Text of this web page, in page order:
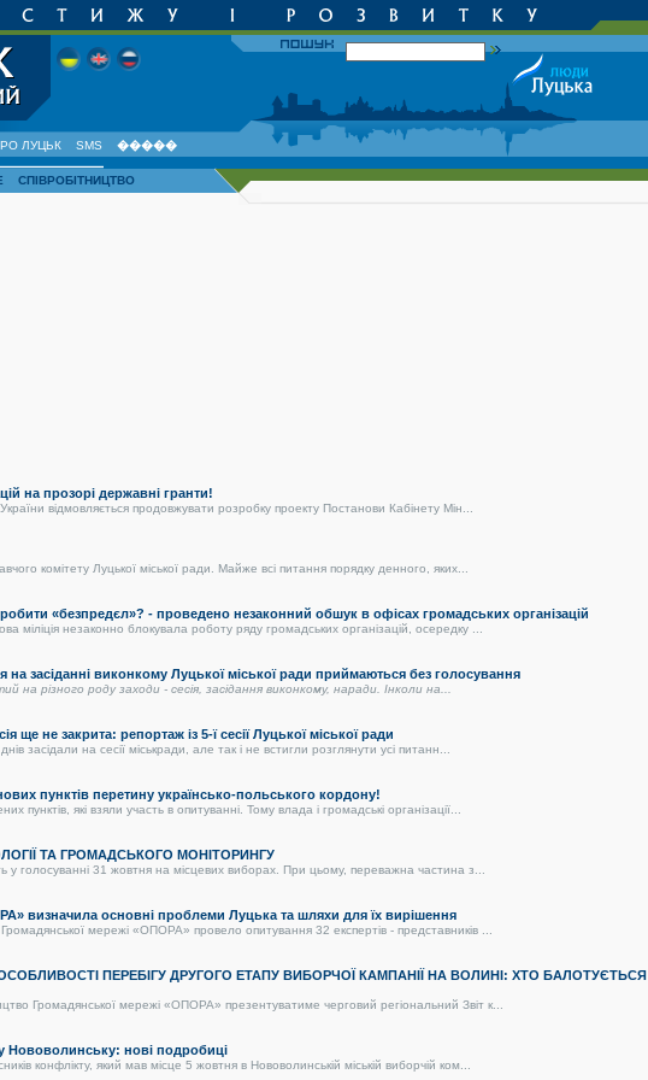
ЛУЦЬК SMS �����
СПІВРОБІТНИЦТВО
на прозорі державні гранти!
України відмовляється продовжувати розробку проекту Постанови Кабінету Мін...
комітету Луцької міської ради. Майже всі питання порядку денного, яких...
«безпредєл»? - проведено незаконний обшук в офісах громадських організацій
міліція незаконно блокувала роботу ряду громадських організацій, осередку ...
на засіданні виконкому Луцької міської ради приймаються без голосування
на різного роду заходи - сесія, засідання виконкому, наради. Інколи на...
ще не закрита: репортаж із 5-ї сесії Луцької міської ради
засідали на сесії міськради, але так і не встигли розглянути усі питанн...
пунктів перетину українсько-польського кордону!
які взяли участь в опитуванні. Тому влада і громадські організації...
ТА ГРОМАДСЬКОГО МОНІТОРИНГУ
у голосуванні 31 жовтня на місцевих виборах. При цьому, переважна частина з...
визначила основні проблеми Луцька та шляхи для їх вирішення
мережі «ОПОРА» провело опитування 32 експертів - представників ...
ПЕРЕБІГУ ДРУГОГО ЕТАПУ ВИБОРЧОЇ КАМПАНІЇ НА ВОЛИНІ: ХТО БАЛОТУЄТЬСЯ
Громадянської мережі «ОПОРА» презентуватиме черговий регіональний Звіт к...
Нововолинську: нові подробиці
конфлікту, який мав місце 5 жовтня в Нововолинській міській виборчій ком...